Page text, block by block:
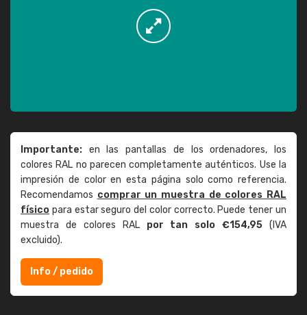
Importante: en las pantallas de los ordenadores, los
colores RAL no parecen completamente auténticos. Use la
impresión de color en esta página solo como referencia.
Recomendamos comprar un muestra de colores RAL
físico para estar seguro del color correcto. Puede tener un
muestra de colores RAL por tan solo €154,95 (IVA
excluido).
Info / pedido